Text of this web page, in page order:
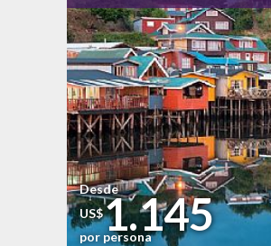
Desde
US$1.145
por persona